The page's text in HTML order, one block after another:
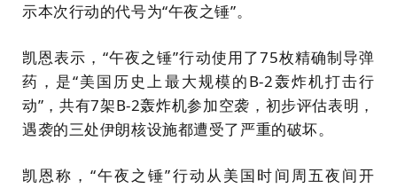
示本次行动的代号为“午夜之锤”。
凯恩表示，“午夜之锤”行动使用了75枚精确制导弹
药，是“美国历史上最大规模的B-2轰炸机打击行
动”，共有7架B-2轰炸机参加空袭，初步评估表明，
遇袭的三处伊朗核设施都遭受了严重的破坏。
凯恩称，“午夜之锤”行动从美国时间周五夜间开